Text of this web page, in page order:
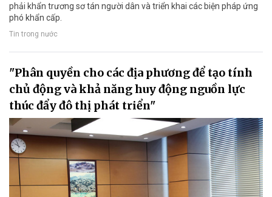
phải khẩn trương sơ tán người dân và triển khai các biện pháp ứng
phó khẩn cấp.
Tin trong nước
"Phân quyền cho các địa phương để tạo tính
chủ động và khả năng huy động nguồn lực
thúc đẩy đô thị phát triển"